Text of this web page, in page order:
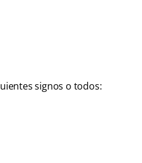
signos o todos: